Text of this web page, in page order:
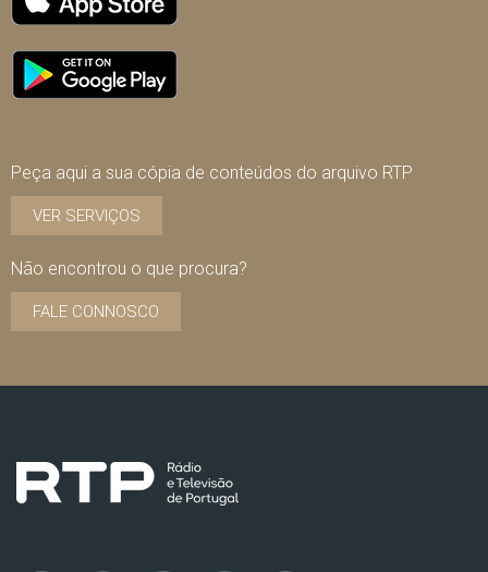
Peça aqui a sua cópia de conteúdos do arquivo RTP
VER SERVIÇOS
Não encontrou o que procura?
FALE CONNOSCO